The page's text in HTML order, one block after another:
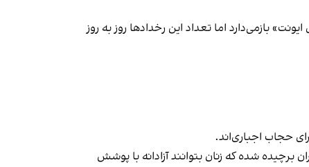
بازمی‌دارد اما تعداد این رخدادها روز به روز
برچیده شده که زنان بتوانند آزادانه با پوشش